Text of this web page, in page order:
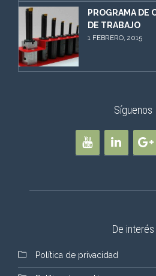
PROGRAMA DE
DE TRABAJO
1 FEBRERO, 2015
Síguenos
De interés
Política de privacidad